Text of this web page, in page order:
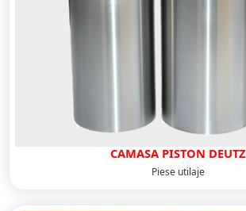
CAMASA PISTON DEUTZ
Piese utilaje